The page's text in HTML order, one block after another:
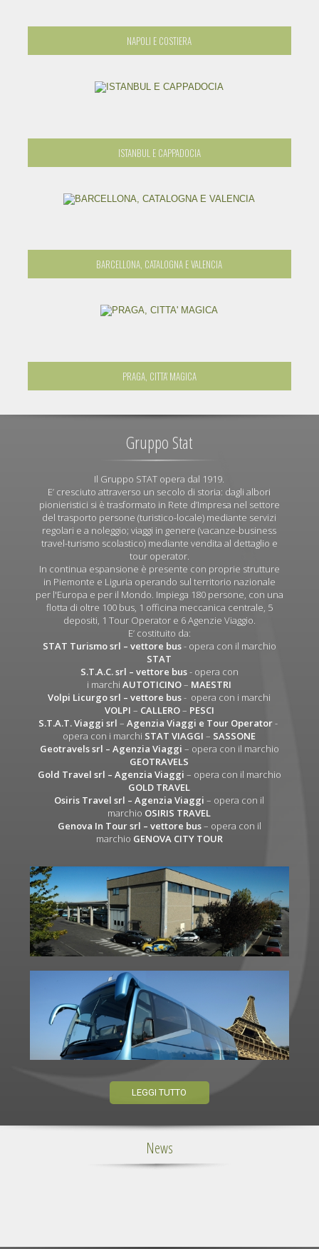
NAPOLI E COSTIERA
ISTANBUL E CAPPADOCIA
BARCELLONA, CATALOGNA E VALENCIA
PRAGA, CITTA' MAGICA
Gruppo Stat
Il Gruppo STAT opera dal 1919.
E’ cresciuto attraverso un secolo di storia: dagli albori
pionieristici si è trasformato in Rete d’Impresa nel settore
del trasporto persone (turistico-locale) mediante servizi
regolari e a noleggio; viaggi in genere (vacanze-business
travel-turismo scolastico) mediante vendita al dettaglio e
tour operator.
In continua espansione è presente con proprie strutture
in Piemonte e Liguria operando sul territorio nazionale
per l'Europa e per il Mondo. Impiega 180 persone, con una
flotta di oltre 100 bus, 1 officina meccanica centrale, 5
depositi, 1 Tour Operator e 6 Agenzie Viaggio.
E’ costituito da:
STAT Turismo srl – vettore bus- opera con il marchio
STAT
S.T.A.C. srl – vettore bus- opera con
i marchiAUTOTICINO– MAESTRI
Volpi Licurgo srl – vettore bus- opera con i marchi
VOLPI – CALLERO– PESCI
S.T.A.T. Viaggi srl –Agenzia Viaggi e Tour Operator-
opera con i marchi STAT VIAGGI – SASSONE
Geotravels srl – Agenzia Viaggi – opera con il marchio
GEOTRAVELS
Gold Travel srl – Agenzia Viaggi – opera con il marchio
GOLD TRAVEL
Osiris Travel srl – Agenzia Viaggi – opera con il
marchio OSIRIS TRAVEL
Genova In Tour srl – vettore bus– opera con il
marchio GENOVA CITY TOUR
LEGGI TUTTO
News